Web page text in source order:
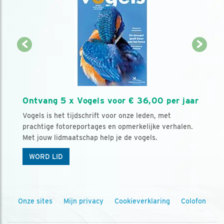
Ontvang 5 x Vogels voor € 36,00 per jaar
Vogels is het tijdschrift voor onze leden, met
prachtige fotoreportages en opmerkelijke verhalen.
Met jouw lidmaatschap help je de vogels.
WORD LID
Onze sites Mijn privacy Cookieverklaring Colofon